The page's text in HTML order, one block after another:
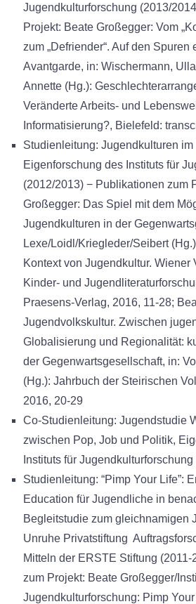
Jugendkulturforschung (2013/
Projekt: Beate Großegger: Vom
zum „Defriender“. Auf den
Avantgarde, in: Wischermann,
Annette (Hg.):
Veränderte Arbeits- und
Informatisierung?, Bielefeld:
Studienleitung: Jugendkulturen im
Eigenforschung des Instituts für
(2012/2013) − Publikationen zum
Großegger: Das Spiel mit dem
Jugendkulturen in der
Lexe/Loidl/Kriegleder/Seibert
Kontext von Jugendkultur. Wiener
Kinder- und
Praesens-Verlag, 2016, 11-28;
Jugendvolkskultur. Zwischen
Globalisierung und Regionalität:
der Gegenwartsgesellschaft, in:
(Hg.): Jahrbuch der Steirischen
2016, 20-29
Co-Studienleitung: Jugendstudie
zwischen Pop, Job und Politik,
Instituts für Jugendkulturforschung
Studienleitung: “Pimp Your Life”:
Education für Jugendliche in
Begleitstudie zum gleichnamigen
Unruhe Privatstiftung
Mitteln der ERSTE Stiftung
zum Projekt: Beate Großegger/
Jugendkulturforschung: Pimp Your